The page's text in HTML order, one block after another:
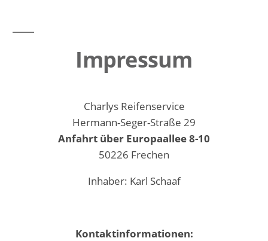
Impressum
Charlys Reifenservice
Hermann-Seger-Straße 29
Anfahrt über Europaallee 8-10
50226 Frechen
Inhaber: Karl Schaaf
Kontaktinformationen: